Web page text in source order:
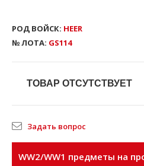
РОД ВОЙСК: HEER
№ ЛОТА: GS114
ТОВАР ОТСУТСТВУЕТ
Задать вопрос
WW2/WW1 предметы на